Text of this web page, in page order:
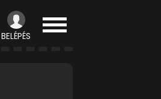
BELÉPÉS